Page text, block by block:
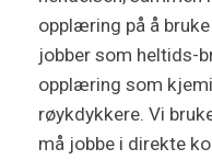
opplæring på å
jobber som heltids-
opplæring som
røykdykkere. Vi
må jobbe i direkte